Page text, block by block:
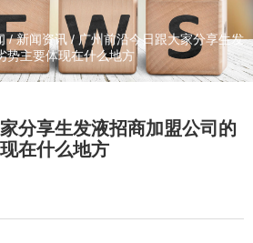
/新闻资讯 / 广州前沿今日跟大家分享生发
势主要体现在什么地方
分享生发液招商加盟公司的
在什么地方